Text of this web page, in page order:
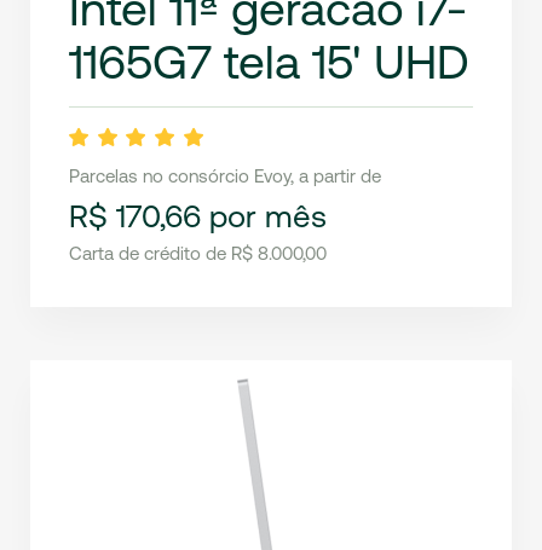
1165G7 tela 15' UHD
Parcelas no consórcio Evoy, a partir de
R$ 170,66 por mês
Carta de crédito de R$ 8.000,00